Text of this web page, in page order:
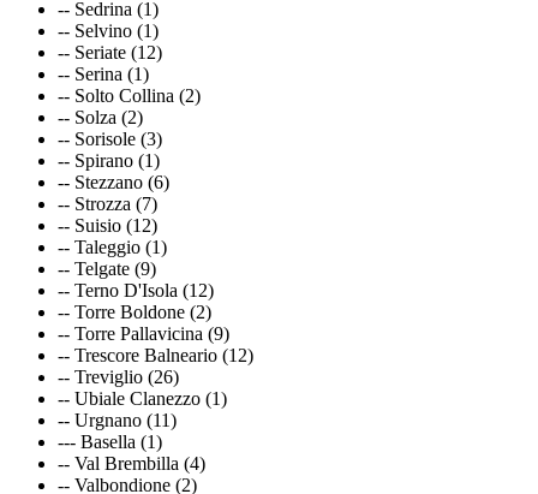
-- Sedrina (1)
-- Selvino (1)
-- Seriate (12)
-- Serina (1)
-- Solto Collina (2)
-- Solza (2)
-- Sorisole (3)
-- Spirano (1)
-- Stezzano (6)
-- Strozza (7)
-- Suisio (12)
-- Taleggio (1)
-- Telgate (9)
-- Terno D'Isola (12)
-- Torre Boldone (2)
-- Torre Pallavicina (9)
-- Trescore Balneario (12)
-- Treviglio (26)
-- Ubiale Clanezzo (1)
-- Urgnano (11)
--- Basella (1)
-- Val Brembilla (4)
-- Valbondione (2)